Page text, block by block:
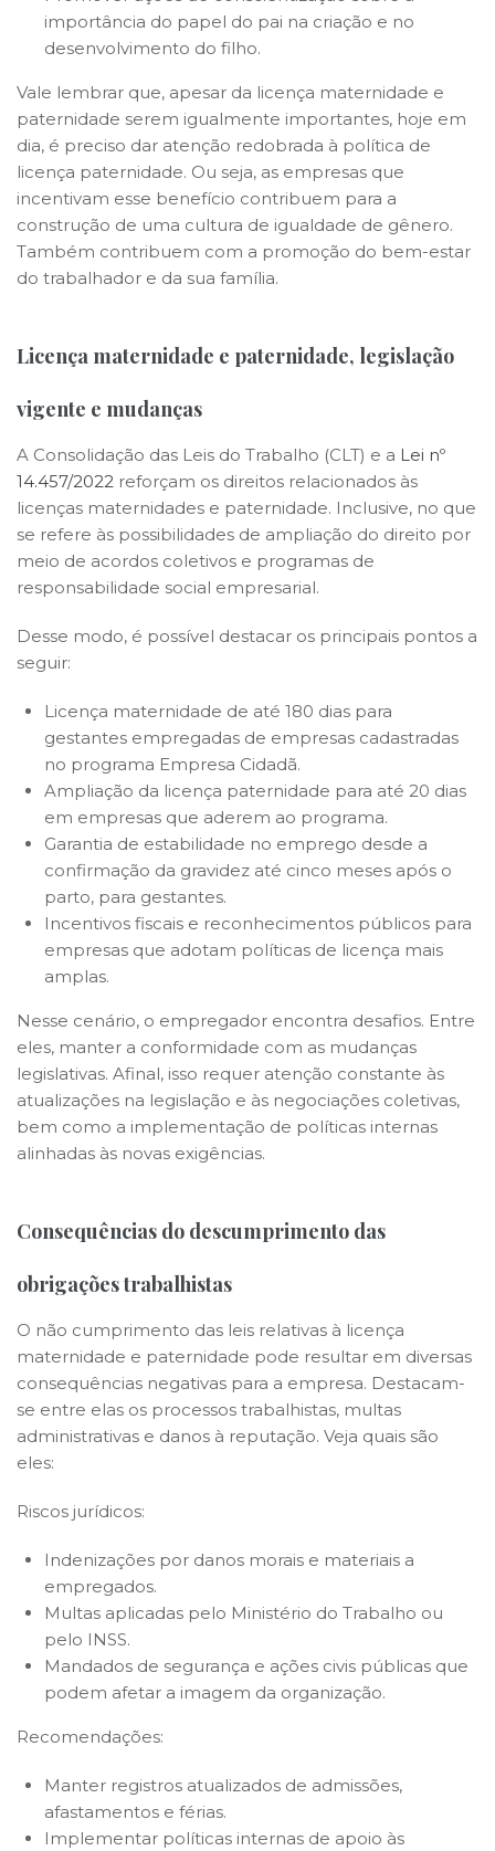
importância do papel do pai na criação e no
desenvolvimento do filho.
Vale lembrar que, apesar da licença maternidade e
paternidade serem igualmente importantes, hoje em
dia, é preciso dar atenção redobrada à política de
licença paternidade. Ou seja, as empresas que
incentivam esse benefício contribuem para a
construção de uma cultura de igualdade de gênero.
Também contribuem com a promoção do bem-estar
do trabalhador e da sua família.
Licença maternidade e paternidade, legislação
vigente e mudanças
A Consolidação das Leis do Trabalho (CLT) e a Lei nº
14.457/2022 reforçam os direitos relacionados às
licenças maternidades e paternidade. Inclusive, no que
se refere às possibilidades de ampliação do direito por
meio de acordos coletivos e programas de
responsabilidade social empresarial.
Desse modo, é possível destacar os principais pontos a
seguir:
Licença maternidade de até 180 dias para
gestantes empregadas de empresas cadastradas
no programa Empresa Cidadã.
Ampliação da licença paternidade para até 20 dias
em empresas que aderem ao programa.
Garantia de estabilidade no emprego desde a
confirmação da gravidez até cinco meses após o
parto, para gestantes.
Incentivos fiscais e reconhecimentos públicos para
empresas que adotam políticas de licença mais
amplas.
Nesse cenário, o empregador encontra desafios. Entre
eles, manter a conformidade com as mudanças
legislativas. Afinal, isso requer atenção constante às
atualizações na legislação e às negociações coletivas,
bem como a implementação de políticas internas
alinhadas às novas exigências.
Consequências do descumprimento das
obrigações trabalhistas
O não cumprimento das leis relativas à licença
maternidade e paternidade pode resultar em diversas
consequências negativas para a empresa. Destacam-
se entre elas os processos trabalhistas, multas
administrativas e danos à reputação. Veja quais são
eles:
Riscos jurídicos:
Indenizações por danos morais e materiais a
empregados.
Multas aplicadas pelo Ministério do Trabalho ou
pelo INSS.
Mandados de segurança e ações civis públicas que
podem afetar a imagem da organização.
Recomendações:
Manter registros atualizados de admissões,
afastamentos e férias.
Implementar políticas internas de apoio às